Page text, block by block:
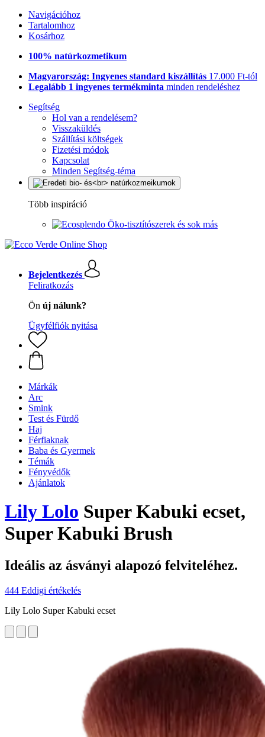
Navigációhoz
Tartalomhoz
Kosárhoz
100% natúrkozmetikum
Magyarország: Ingyenes standard kiszállítás 17.000 Ft-tól
Legalább 1 ingyenes termékminta minden rendeléshez
Segítség
Hol van a rendelésem?
Visszaküldés
Szállítási költségek
Fizetési módok
Kapcsolat
Minden Segítség-téma
Több inspiráció
Öko-tisztítószerek és sok más
Bejelentkezés
Feliratkozás
Ön új nálunk?
Ügyfélfiók nyitása
Márkák
Arc
Smink
Test és Fürdő
Haj
Férfiaknak
Baba és Gyermek
Témák
Fényvédők
Ajánlatok
Lily Lolo Super Kabuki ecset,
Super Kabuki Brush
Ideális az ásványi alapozó felviteléhez.
444 Eddigi értékelés
Lily Lolo Super Kabuki ecset